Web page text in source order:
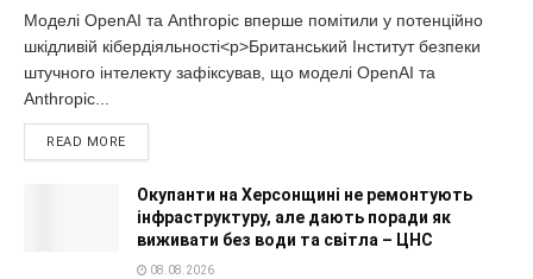
Моделі OpenAI та Anthropic вперше помітили у потенційно
шкідливій кібердіяльності<p>Британський Інститут безпеки
штучного інтелекту зафіксував, що моделі OpenAI та
Anthropic...
READ MORE
Окупанти на Херсонщині не ремонтують
інфраструктуру, але дають поради як
виживати без води та світла – ЦНС
08.08.2026